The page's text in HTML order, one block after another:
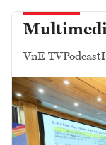
VnE TVPodcast